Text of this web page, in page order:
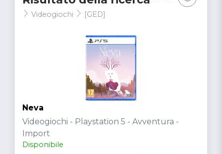
Videogiochi [GED]
Neva
Videogiochi - Playstation 5 - Avventura -
Import
Disponibile